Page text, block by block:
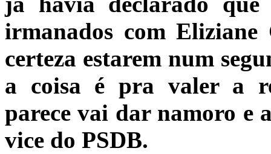
irmanados com
certeza estarem num
a coisa é pra valer a
parece vai dar namoro e
vice do PSDB.